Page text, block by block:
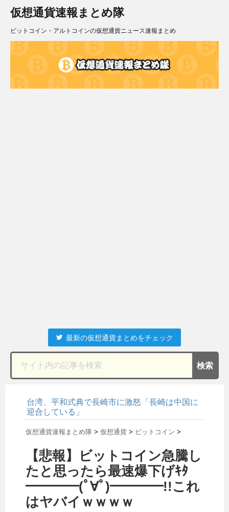
仮想通貨速報まとめ隊
ビットコイン・アルトコインの仮想通貨ニュース速報まとめ
最新の仮想通貨まとめをチェック
台湾、平和式典で長崎市に激怒「長崎は中国に
迎合している」
仮想通貨速報まとめ隊 > 仮想通貨 > ビットコイン >
【悲報】ビットコイン急騰し
たと思ったら最速爆下げｷﾀ
━━━━(ﾟ∀ﾟ)━━━━!!これ
はヤバイｗｗｗｗ